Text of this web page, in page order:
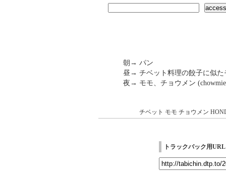
朝→ パン
昼→ チベット料理の餃子に似た
夜→ モモ、チョウメン
チベット モモ チョウメン
トラックバック用URL